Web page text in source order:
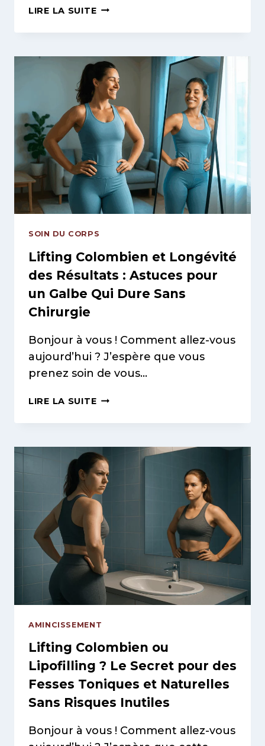
LIRE LA SUITEPRIX
LIFTING
À
VILLEURBANNE
:
FORFAITS
ABORDABLES
ET
PROMOTIONS
IRRÉELLES
!
SOIN DU CORPS
Lifting Colombien et Longévité
des Résultats : Astuces pour
un Galbe Qui Dure Sans
Chirurgie
Bonjour à vous ! Comment allez-vous
aujourd’hui ? J’espère que vous
prenez soin de vous…
LIRE LA SUITELIFTING
ET
DES
RÉSULTATS
:
ASTUCES
POUR
UN
GALBE
QUI
DURE
SANS
CHIRURGIE
AMINCISSEMENT
Lifting Colombien ou
Lipofilling ? Le Secret pour des
Fesses Toniques et Naturelles
Sans Risques Inutiles
Bonjour à vous ! Comment allez-vous